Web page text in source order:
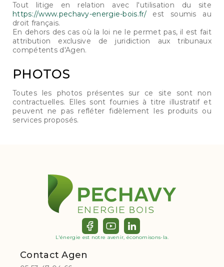
Tout litige en relation avec l'utilisation du site
https://www.pechavy-energie-bois.fr/est soumis au
droit français.
En dehors des cas où la loi ne le permet pas, il est fait
attribution exclusive de juridiction aux tribunaux
compétents d'Agen.
PHOTOS
Toutes les photos présentes sur ce site sont non
contractuelles. Elles sont fournies à titre illustratif et
peuvent ne pas refléter fidèlement les produits ou
services proposés.
L'énergie est notre avenir, économisons-la.
Contact Agen